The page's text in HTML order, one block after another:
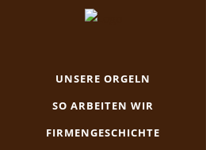
UNSERE ORGELN
SO ARBEITEN WIR
FIRMENGESCHICHTE